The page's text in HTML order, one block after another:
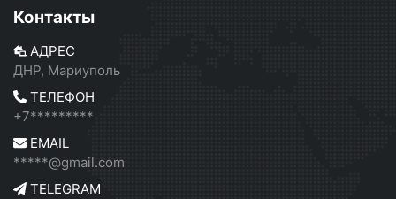
Контакты
АДРЕС
ДНР, Мариуполь
ТЕЛЕФОН
+7*********
EMAIL
*****@gmail.com
TELEGRAM